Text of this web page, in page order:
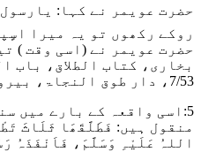
حضرت عویمر نے کہا:
روکے رکھوں تو یہ میرا
حضرت عویمر نے (اسی وقت )
7/53، دار طوق النجاۃ، بیروت)
5:اسی واقعہ کے بارے میں
منقول ہیں: فَطَلَّقَھَا ثَلَاثَ
اللہُ عَلَیْہِ وَسَلَّمَ، فَاَنْفَذَہُ